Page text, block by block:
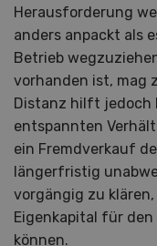
Herausforderung
anders anpackt als
Betrieb
vorhanden ist, mag
Distanz hilft jedoch
entspannten
ein Fremdverkauf
längerfristig
vorgängig zu
Eigenkapital für
können.